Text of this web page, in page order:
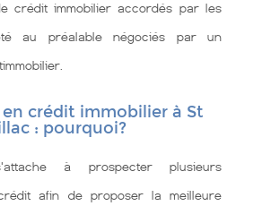
crédit immobilier accordés par les
au préalable négociés par un
crédit immobilier à St
: pourquoi?
à prospecter plusieurs
afin de proposer la meilleure